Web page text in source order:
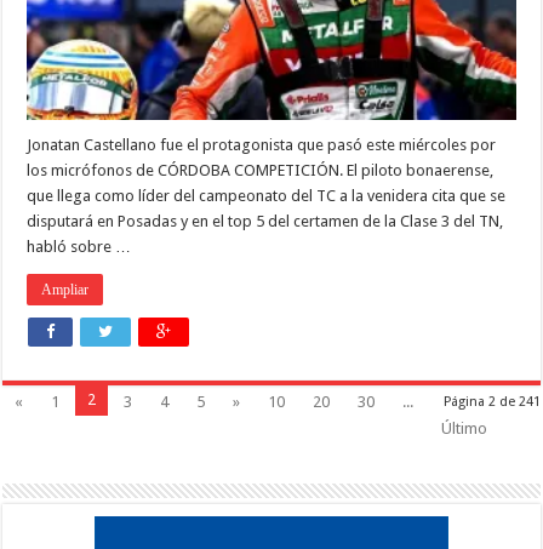
Jonatan Castellano fue el protagonista que pasó este miércoles por
los micrófonos de CÓRDOBA COMPETICIÓN. El piloto bonaerense,
que llega como líder del campeonato del TC a la venidera cita que se
disputará en Posadas y en el top 5 del certamen de la Clase 3 del TN,
habló sobre …
Ampliar
Página 2 de 241
« 1 2 3 4 5 » 10 20 30
...
Último